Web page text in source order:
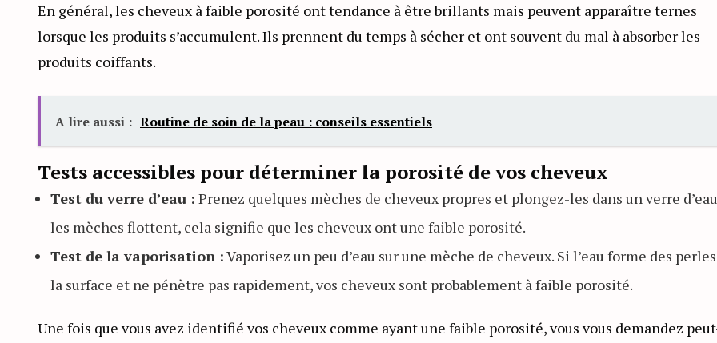
En général, les cheveux à faible porosité ont tendance à être brillants mais peuvent apparaître ternes
lorsque les produits s’accumulent. Ils prennent du temps à sécher et ont souvent du mal à absorber les
produits coiffants.
A lire aussi : Routine de soin de la peau : conseils essentiels
Tests accessibles pour déterminer la porosité de vos cheveux
Test du verre d’eau : Prenez quelques mèches de cheveux propres et plongez-les dans un verre
les mèches flottent, cela signifie que les cheveux ont une faible porosité.
Test de la vaporisation :Vaporisez un peu d’eau sur une mèche de cheveux. Si l’eau forme des
la surface et ne pénètre pas rapidement, vos cheveux sont probablement à faible porosité.
Une fois que vous avez identifié vos cheveux comme ayant une faible porosité, vous vous demandez